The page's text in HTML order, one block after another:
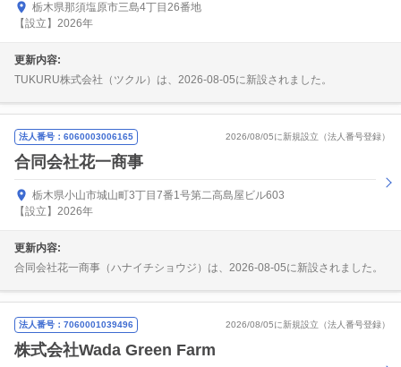
栃木県那須塩原市三島4丁目26番地
【設立】2026年
更新内容:
TUKURU株式会社（ツクル）は、2026-08-05に新設されました。
法人番号：6060003006165 2026/08/05に新規設立（法人番号登録）
合同会社花一商事
栃木県小山市城山町3丁目7番1号第二高島屋ビル603
【設立】2026年
更新内容:
合同会社花一商事（ハナイチショウジ）は、2026-08-05に新設されました。
法人番号：7060001039496 2026/08/05に新規設立（法人番号登録）
株式会社Wada Green Farm